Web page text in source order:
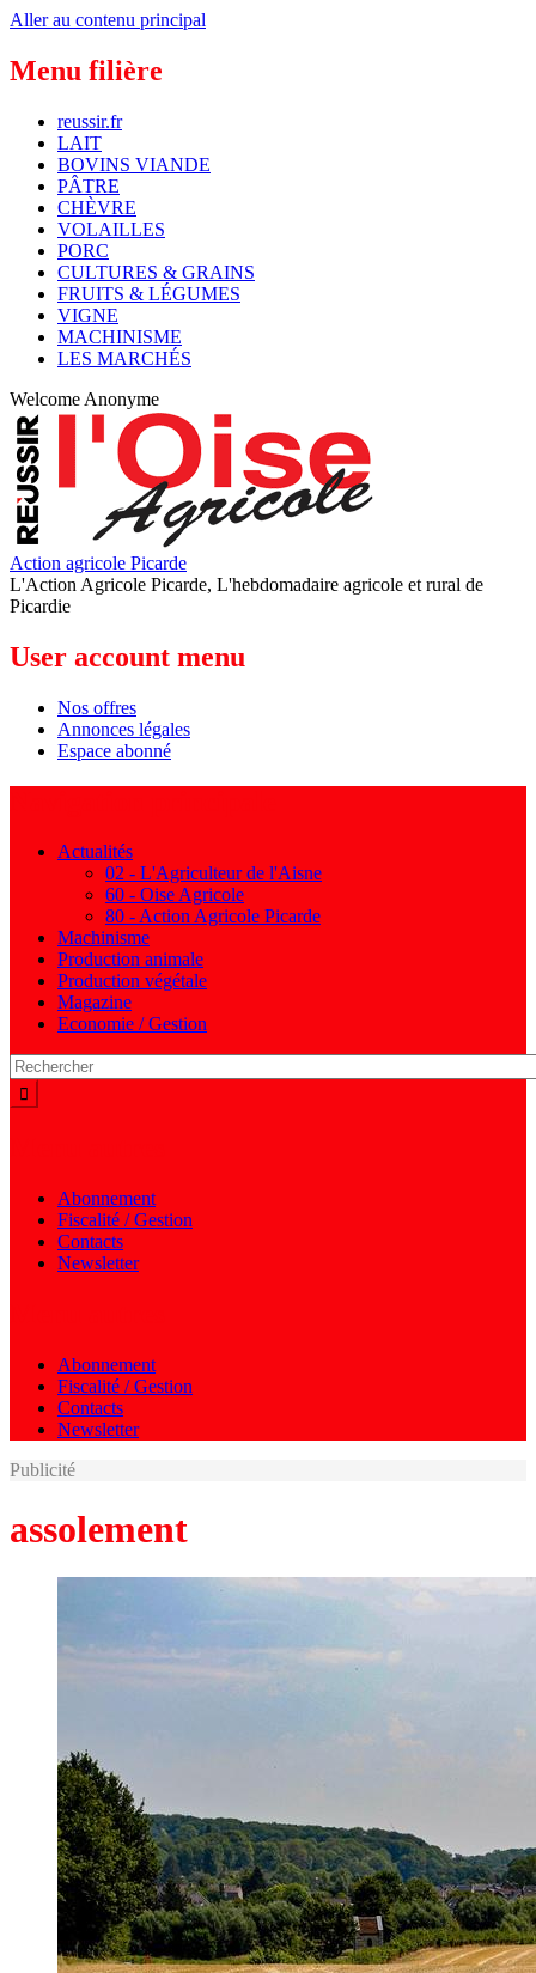
Aller au contenu principal
Menu filière
reussir.fr
LAIT
BOVINS VIANDE
PÂTRE
CHÈVRE
VOLAILLES
PORC
CULTURES & GRAINS
FRUITS & LÉGUMES
VIGNE
MACHINISME
LES MARCHÉS
Welcome Anonyme
Action agricole Picarde
L'Action Agricole Picarde, L'hebdomadaire agricole et rural de
Picardie
User account menu
Nos offres
Annonces légales
Espace abonné
Actualités
02 - L'Agriculteur de l'Aisne
60 - Oise Agricole
80 - Action Agricole Picarde
Machinisme
Production animale
Production végétale
Magazine
Economie / Gestion
Abonnement
Fiscalité / Gestion
Contacts
Newsletter
Abonnement
Fiscalité / Gestion
Contacts
Newsletter
Publicité
assolement